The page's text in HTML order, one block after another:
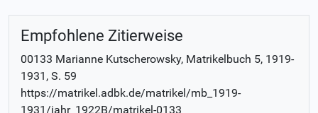
Empfohlene Zitierweise
00133 Marianne Kutscherowsky, Matrikelbuch 5, 1919-
1931 , S. 59
https://matrikel.adbk.de/matrikel/mb_1919-
1931/jahr_1922B/matrikel-0133